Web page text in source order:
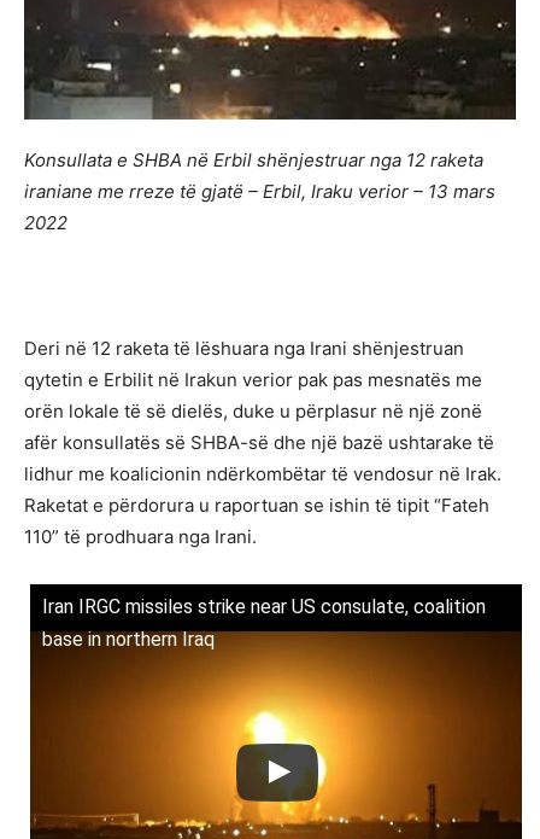
Konsullata e SHBA në Erbil shënjestruar nga 12 raketa
iraniane me rreze të gjatë – Erbil, Iraku verior – 13 mars
2022
Deri në 12 raketa të lëshuara nga Irani shënjestruan
qytetin e Erbilit në Irakun verior pak pas mesnatës me
orën lokale të së dielës, duke u përplasur në një zonë
afër konsullatës së SHBA-së dhe një bazë ushtarake të
lidhur me koalicionin ndërkombëtar të vendosur në Irak.
Raketat e përdorura u raportuan se ishin të tipit “Fateh
110” të prodhuara nga Irani.
Iran IRGC missiles strike near US consulate, coalition
base in northern Iraq